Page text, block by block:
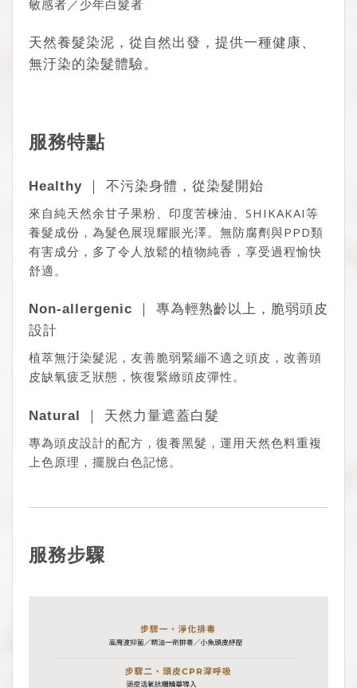
敏感者／少年白髮者
天然養髮染泥，從自然出發，提供一種健康、
無汙染的染髮體驗。
服務特點
Healthy ｜ 不污染身體，從染髮開始
來自純天然余甘子果粉、印度苦楝油、SHIKAKAI等
養髮成份，為髮色展現耀眼光澤。無防腐劑與PPD類
有害成分，多了令人放鬆的植物純香，享受過程愉快
舒適。
Non-allergenic ｜ 專為輕熟齡以上，脆弱頭皮
設計
植萃無汙染髮泥，友善脆弱緊繃不適之頭皮，改善頭
皮缺氧疲乏狀態，恢復緊緻頭皮彈性。
Natural ｜ 天然力量遮蓋白髮
專為頭皮設計的配方，復養黑髮，運用天然色料重複
上色原理，擺脫白色記憶。
服務步驟